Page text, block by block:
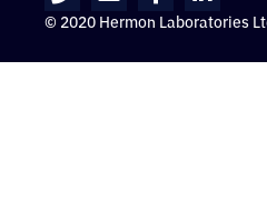
© 2020 Hermon Laboratories